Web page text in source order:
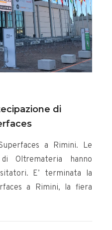
di
a Rimini. Le
Oltremateria hanno
E’ terminata la
a Rimini, la fiera